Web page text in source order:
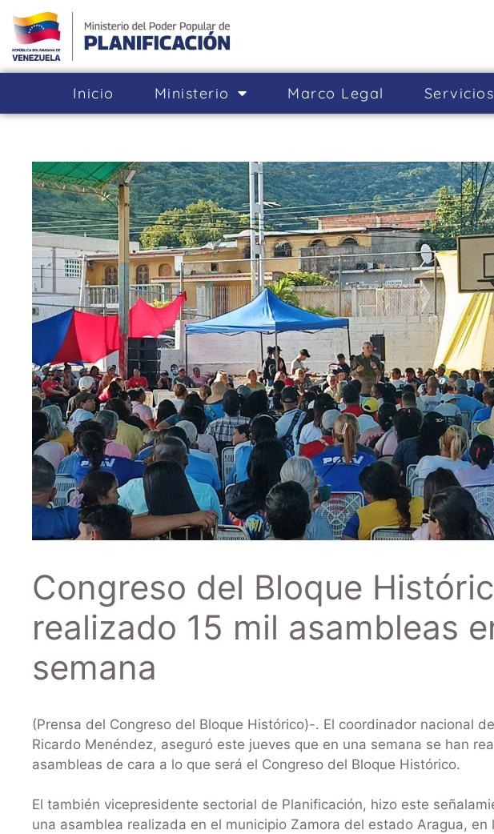
Inicio Ministerio Marco Legal Servicios
Congreso del Bloque
realizado 15 mil asambleas
semana
(Prensa del Congreso del Bloque Histórico)-. El coordinador nacional
Ricardo Menéndez, aseguró este jueves que en una semana se han
asambleas de cara a lo que será el Congreso del Bloque Histórico.
El también vicepresidente sectorial de Planificación, hizo este
una asamblea realizada en el municipio Zamora del estado Aragua,